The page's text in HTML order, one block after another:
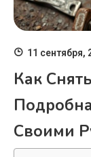
11 сентября,
Как
Своими